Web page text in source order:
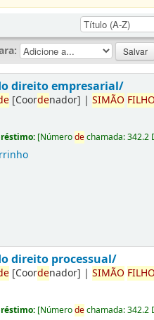
direito empresarial/
[Coordenador] |SIMÃO
[Númerodechamada:342.2
direito processual/
[Coordenador] |SIMÃO
[Númerodechamada:342.2